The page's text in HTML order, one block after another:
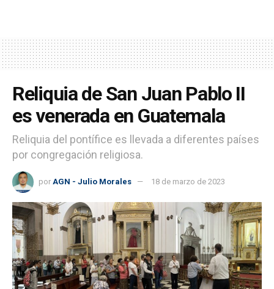
Reliquia de San Juan Pablo II
es venerada en Guatemala
Reliquia del pontífice es llevada a diferentes países
por congregación religiosa.
por AGN - Julio Morales 18 de marzo de 2023